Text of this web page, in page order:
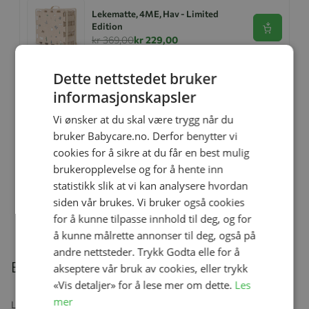
Lekematte, 4ME, Hav - Limited
Edition
kr 369,00kr 229,00
Se
Ullbody, Helledussen, Deep Oak
kr 279,00kr 167,40
Ullongs, Helledussen, Navy
kr 279,00 kr 167,40
Beskrivelse
Leketeppet gir barnet et mykt og behagelig underlag å leke på,
Dette nettstedet bruker
informasjonskapsler
Vi ønsker at du skal være trygg når du
bruker Babycare.no. Derfor benytter vi
cookies for å sikre at du får en best mulig
brukeropplevelse og for å hente inn
statistikk slik at vi kan analysere hvordan
siden vår brukes. Vi bruker også cookies
for å kunne tilpasse innhold til deg, og for
å kunne målrette annonser til deg, også på
andre nettsteder. Trykk Godta elle for å
akseptere vår bruk av cookies, eller trykk
«Vis detaljer» for å lese mer om dette. Les
mer